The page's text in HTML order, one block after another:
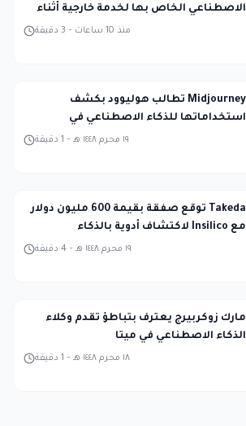
الاصطناعي الخاص بها لخدمة خارجية أثناء
3 دقيقة - منذ 10 ساعات
Midjourney تطالب هوليوود بكشف
استخداماتها للذكاء الاصطناعي في
1 دقيقة - ١٩ محرم ١٤٤٨ هـ
Takeda توقع صفقة بقيمة 600 مليون دولار
مع Insilico لاكتشاف أدوية بالذكاء
4 دقيقة - ١٩ محرم ١٤٤٨ هـ
مارك زوكربيرج يعترف بتباطؤ تقدم وكلاء
الذكاء الاصطناعي في ميتا
1 دقيقة - ١٨ محرم ١٤٤٨ هـ